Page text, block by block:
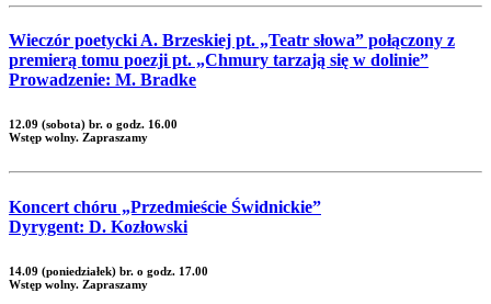
Wieczór poetycki A. Brzeskiej pt. „Teatr słowa” połączony z
premierą tomu poezji pt. „Chmury tarzają się w dolinie”
Prowadzenie: M. Bradke
12.09 (sobota) br. o godz. 16.00
Wstęp wolny. Zapraszamy
Koncert chóru „Przedmieście Świdnickie”
Dyrygent: D. Kozłowski
14.09 (poniedziałek) br. o godz. 17.00
Wstęp wolny. Zapraszamy